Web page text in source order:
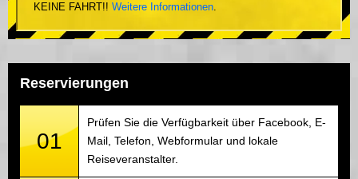
KEINE FAHRT!! Weitere Informationen.
Reservierungen
01
Prüfen Sie die Verfügbarkeit über Facebook, E-
Mail, Telefon, Webformular und lokale
Reiseveranstalter.